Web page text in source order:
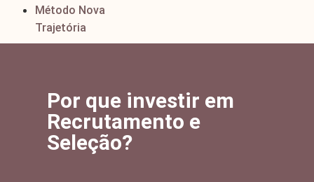
Método Nova
Trajetória
Por que investir em
Recrutamento e
Seleção?